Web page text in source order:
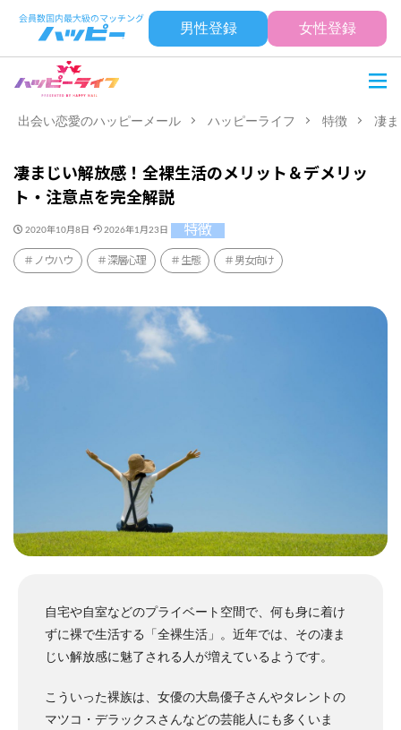
男性登録 女性登録
出会い恋愛のハッピーメール ハッピーライフ 特徴 凄
凄まじい解放感！全裸生活のメリット＆デメリッ
ト・注意点を完全解説
2020年10月8日 2026年1月23日 特徴
ノウハウ 深層心理 生態 男女向け
自宅や自室などのプライベート空間で、何も身に着け
ずに裸で生活する「全裸生活」。 近年では、その凄ま
じい解放感に魅了される人が増えているようです。
こういった裸族は、女優の大島優子さんやタレントの
マツコ・デラックスさんなどの芸能人にも多くいま